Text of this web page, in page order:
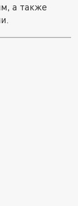
а также